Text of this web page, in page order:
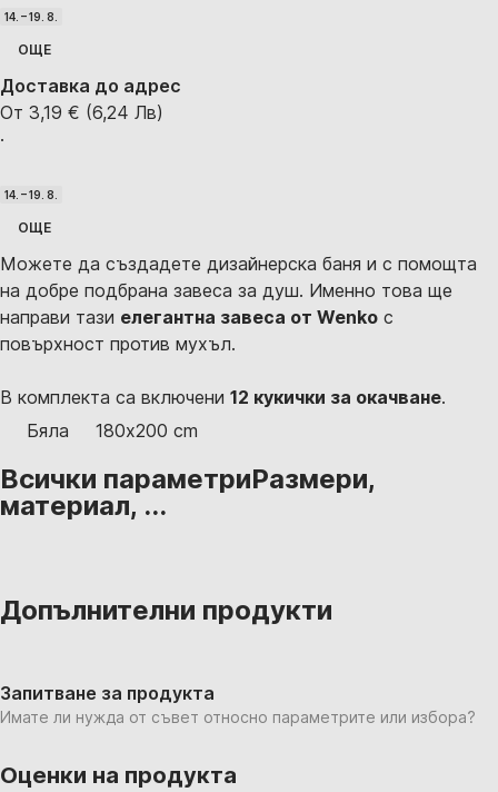
14. – 19. 8.
ОЩЕ
Доставка до адрес
От 3,19 € (6,24 Лв)
·
14. – 19. 8.
ОЩЕ
Можете да създадете дизайнерска баня и с помощта
на добре подбрана завеса за душ. Именно това ще
направи тази елегантна завеса от Wenko с
повърхност против мухъл.
В комплекта са включени 12 кукички за окачване.
Бяла
180x200 cm
Всички параметриРазмери,
материал, ...
Допълнителни продукти
Запитване за продукта
Имате ли нужда от съвет относно параметрите или избора?
Оценки на продукта